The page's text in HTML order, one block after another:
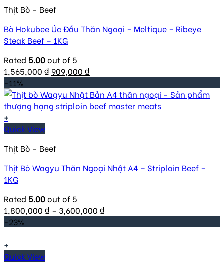
Thịt Bò - Beef
Bò Hokubee Úc Đầu Thăn Ngoại – Meltique – Ribeye
Steak Beef – 1KG
Rated 5.00out of 5
1,565,000₫ Original
was:
1,565,000 ₫.
909,000 ₫Current
is:
909,000 ₫.
-11%
+
Quick View
Thịt Bò - Beef
Thịt Bò Wagyu Thăn Ngoại Nhật A4 – Striploin Beef –
1KG
Rated 5.00out of 5
1,800,000 ₫ – 3,600,000 ₫
-23%
+
Quick View